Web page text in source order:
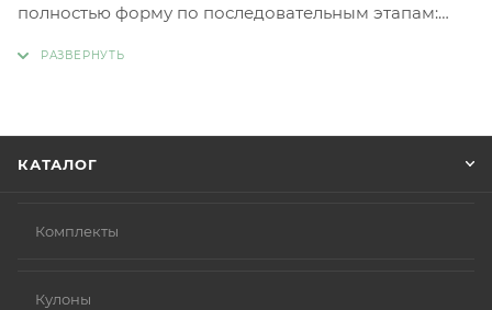
полностью форму по последовательным этапам:
КАТАЛОГ
Комплекты
Кулоны